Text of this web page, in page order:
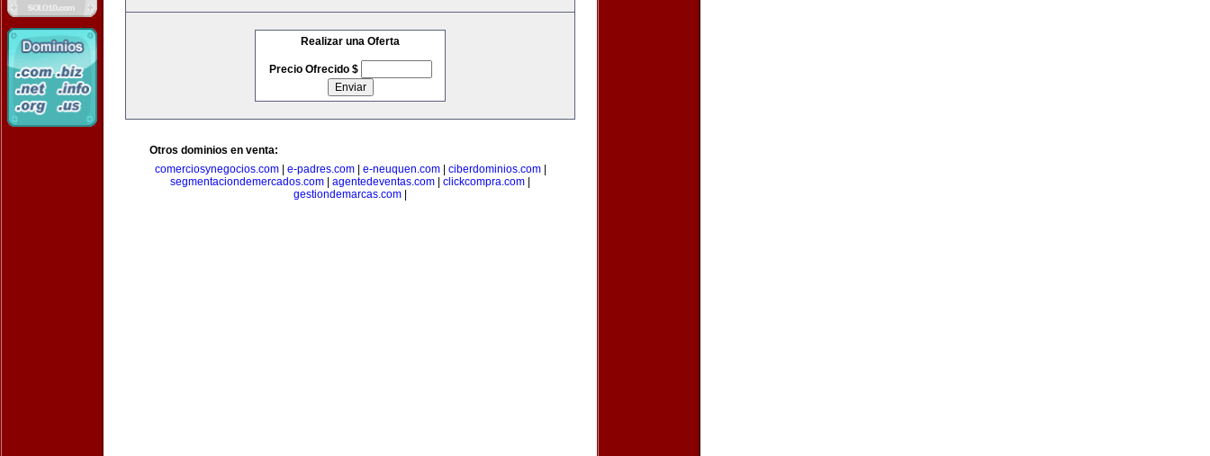
Realizar una Oferta
Precio Ofrecido $
Otros dominios en venta:
comerciosynegocios.com| e-padres.com| e-neuquen.com| ciberdominios.com|
segmentaciondemercados.com
agentedeventas.com clickcompra.com
gestiondemarcas.com